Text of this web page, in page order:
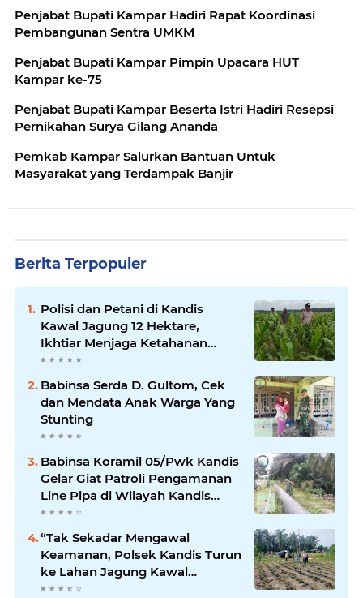
Penjabat Bupati Kampar Hadiri Rapat Koordinasi
Pembangunan Sentra UMKM
Penjabat Bupati Kampar Pimpin Upacara HUT
Kampar ke-75
Penjabat Bupati Kampar Beserta Istri Hadiri Resepsi
Pernikahan Surya Gilang Ananda
Pemkab Kampar Salurkan Bantuan Untuk
Masyarakat yang Terdampak Banjir
Berita Terpopuler
Polisi dan Petani di Kandis
Kawal Jagung 12 Hektare,
Ikhtiar Menjaga Ketahanan
Pangan
Babinsa Serda D. Gultom, Cek
dan Mendata Anak Warga Yang
Stunting
Babinsa Koramil 05/Pwk Kandis
Gelar Giat Patroli Pengamanan
Line Pipa di Wilayah Kandis
Kandis
“Tak Sekadar Mengawal
Keamanan, Polsek Kandis Turun
ke Lahan Jagung Kawal
Ketahanan Pangan